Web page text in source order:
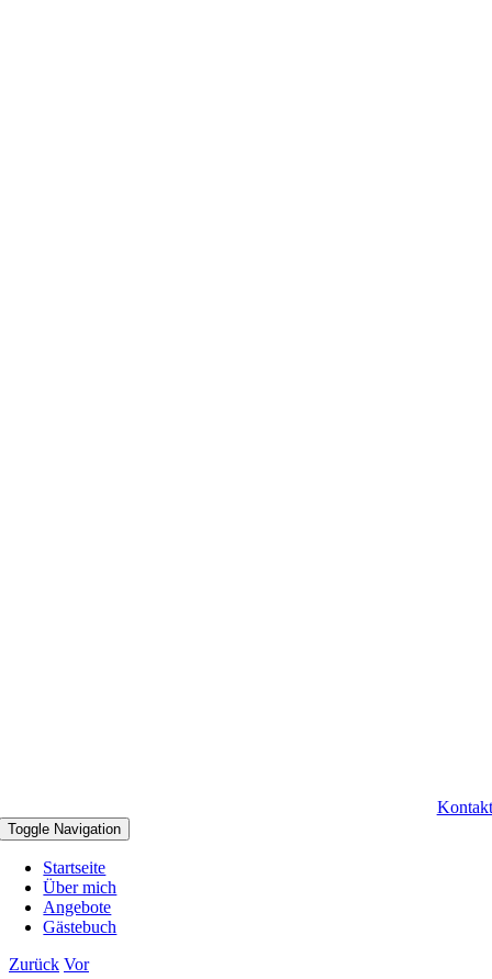
Kontakt
Toggle Navigation
Startseite
Über mich
Angebote
Gästebuch
Zurück Vor